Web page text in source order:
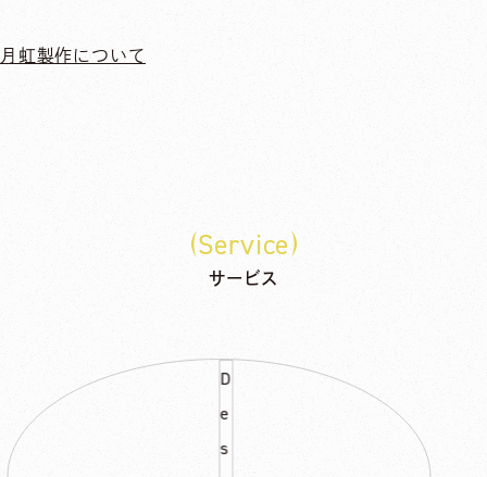
月虹製作について
サービス
Service